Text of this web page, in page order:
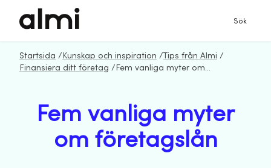
Sök
Startsida / Kunskap och inspiration /Tips från Almi /
Finansiera ditt företag / Fem vanliga myter om företagslån
Fem vanliga myter
om företagslån